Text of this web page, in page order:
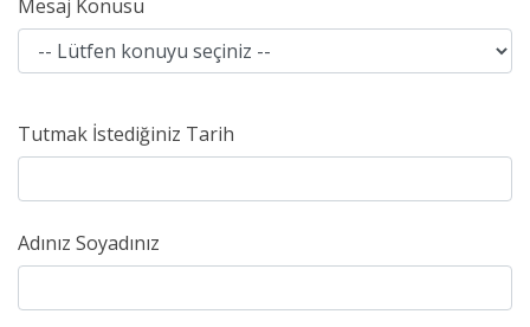
Mesaj Konusu
Tutmak İstediğiniz Tarih
Adınız Soyadınız